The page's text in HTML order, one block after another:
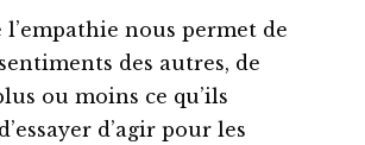
nous permet de
des autres, de
ou moins ce qu’ils
d’agir pour les